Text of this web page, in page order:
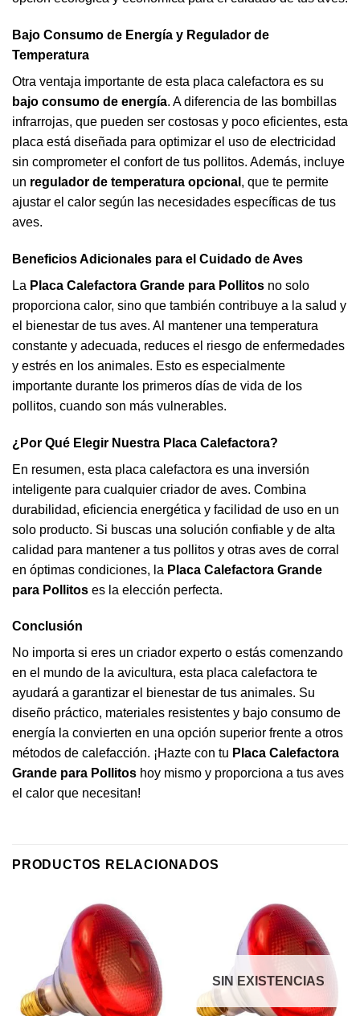
Bajo Consumo de Energía y Regulador de
Temperatura
Otra ventaja importante de esta placa calefactora es su
bajo consumo de energía. A diferencia de las bombillas
infrarrojas, que pueden ser costosas y poco eficientes, esta
placa está diseñada para optimizar el uso de electricidad
sin comprometer el confort de tus pollitos. Además, incluye
un regulador de temperatura opcional , que te permite
ajustar el calor según las necesidades específicas de tus
aves.
Beneficios Adicionales para el Cuidado de Aves
La Placa Calefactora Grande para Pollitos no solo
proporciona calor, sino que también contribuye a la salud y
el bienestar de tus aves. Al mantener una temperatura
constante y adecuada, reduces el riesgo de enfermedades
y estrés en los animales. Esto es especialmente
importante durante los primeros días de vida de los
pollitos, cuando son más vulnerables.
¿Por Qué Elegir Nuestra Placa Calefactora?
En resumen, esta placa calefactora es una inversión
inteligente para cualquier criador de aves. Combina
durabilidad, eficiencia energética y facilidad de uso en un
solo producto. Si buscas una solución confiable y de alta
calidad para mantener a tus pollitos y otras aves de corral
en óptimas condiciones, la Placa Calefactora Grande
para Pollitos es la elección perfecta.
Conclusión
No importa si eres un criador experto o estás comenzando
en el mundo de la avicultura, esta placa calefactora te
ayudará a garantizar el bienestar de tus animales. Su
diseño práctico, materiales resistentes y bajo consumo de
energía la convierten en una opción superior frente a otros
métodos de calefacción. ¡Hazte con tu Placa Calefactora
Grande para Pollitos hoy mismo y proporciona a tus aves
el calor que necesitan!
PRODUCTOS RELACIONADOS
SIN EXISTENCIAS